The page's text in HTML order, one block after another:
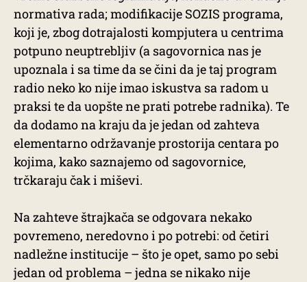
normativa rada; modifikacije SOZIS programa,
koji je, zbog dotrajalosti kompjutera u centrima
potpuno neuptrebljiv (a sagovornica nas je
upoznala i sa time da se čini da je taj program
radio neko ko nije imao iskustva sa radom u
praksi te da uopšte ne prati potrebe radnika). Te
da dodamo na kraju da je jedan od zahteva
elementarno održavanje prostorija centara po
kojima, kako saznajemo od sagovornice,
trčkaraju čak i miševi.
Na zahteve štrajkača se odgovara nekako
povremeno, neredovno i po potrebi: od četiri
nadležne institucije – što je opet, samo po sebi
jedan od problema – jedna se nikako nije